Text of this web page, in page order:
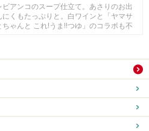
ビアンコのスープ仕立て。あさりのお出
にくもたっぷりと。白ワインと「ヤマサ
ゃんと これ!うま!!つゆ」のコラボも不